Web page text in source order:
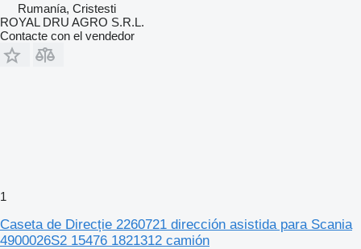
Rumanía, Cristesti
ROYAL DRU AGRO S.R.L.
Contacte con el vendedor
1
Caseta de Direcție 2260721 dirección asistida para Scania
4900026S2 15476 1821312 camión